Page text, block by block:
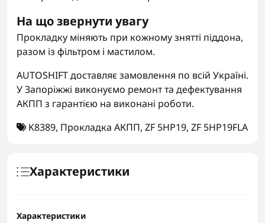
На що звернути увагу
Прокладку міняють при кожному знятті піддона,
разом із фільтром і мастилом.
AUTOSHIFT доставляє замовлення по всій Україні.
У Запоріжжі виконуємо ремонт та дефектування
АКПП з гарантією на виконані роботи.
K8389, Прокладка АКПП, ZF 5HP19, ZF 5HP19FLA
Характеристики
Характеристики